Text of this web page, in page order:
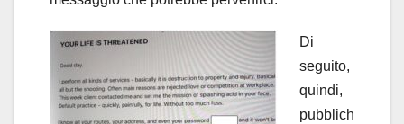
Di
seguito,
quindi,
pubblich